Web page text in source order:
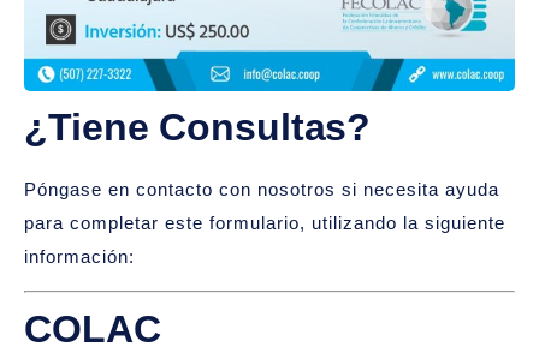
¿Tiene Consultas?
Póngase en contacto con nosotros si necesita ayuda
para completar este formulario, utilizando la siguiente
información:
COLAC